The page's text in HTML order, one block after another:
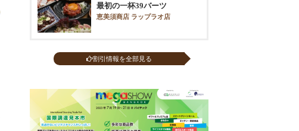
最初の一杯39バーツ
恵美須商店 ラップラオ店
割引情報を全部見る